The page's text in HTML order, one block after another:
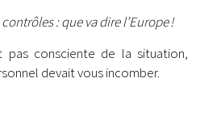
: que va dire l’Europe !
pas consciente de la situation,
devait vous incomber.